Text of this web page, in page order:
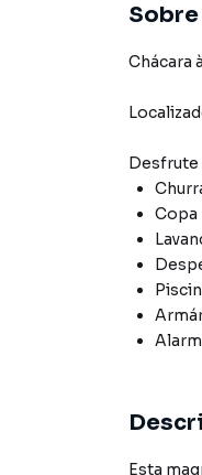
Chácara
Desfrute
Copa
Esta